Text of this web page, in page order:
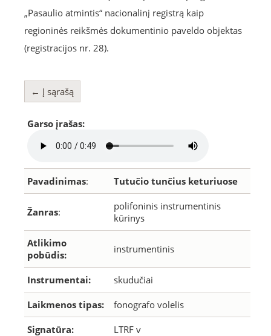
„Pasaulio atmintis“ nacionalinį registrą kaip
regioninės reikšmės dokumentinio paveldo objektas
(registracijos nr. 28).
← Į sąrašą
Garso įrašas:
Pavadinimas: Tutučio tunčius keturiuose
Žanras:
polifoninis instrumentinis
kūrinys
Atlikimo
pobūdis:
instrumentinis
Instrumentai: skudučiai
Laikmenos tipas: fonografo volelis
Signatūra: LTRF v